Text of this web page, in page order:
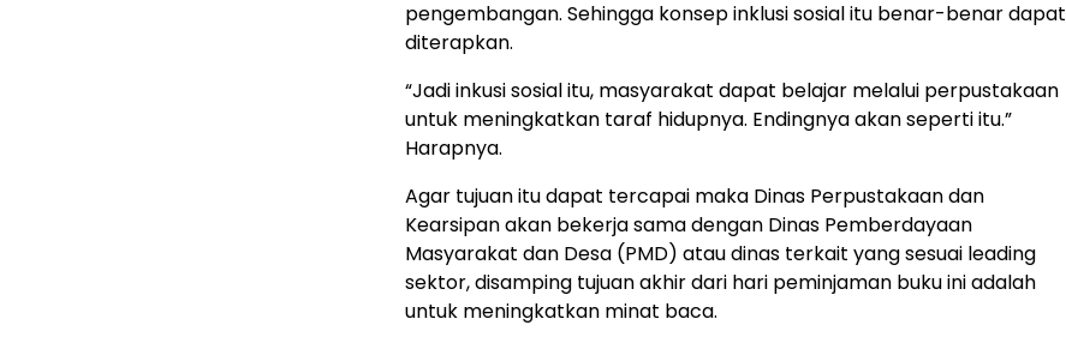
pengembangan. Sehingga konsep inklusi sosial itu benar-benar dapat
diterapkan.
“Jadi inkusi sosial itu, masyarakat dapat belajar melalui perpustakaan
untuk meningkatkan taraf hidupnya. Endingnya akan seperti itu.”
Harapnya.
Agar tujuan itu dapat tercapai maka Dinas Perpustakaan dan
Kearsipan akan bekerja sama dengan Dinas Pemberdayaan
Masyarakat dan Desa (PMD) atau dinas terkait yang sesuai leading
sektor, disamping tujuan akhir dari hari peminjaman buku ini adalah
untuk meningkatkan minat baca.